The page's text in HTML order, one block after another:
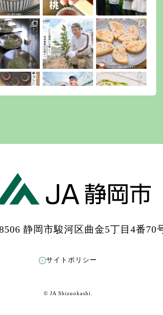
静岡市駿河区曲金5丁目4番70
サイトポリシー
© JA Shizuokashi.